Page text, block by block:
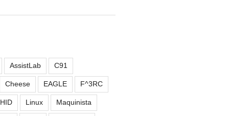
AssistLab C91
Cheese EAGLE F^3RC
HID Linux Maquinista